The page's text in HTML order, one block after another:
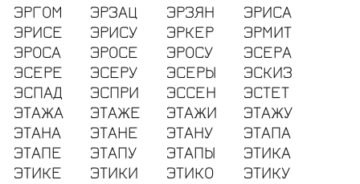
ЭРГОМ
ЭРЗАЦ ЭРЗЯН
ЭРИСА
ЭРИСЕ
ЭРИСУ ЭРКЕР
ЭРМИТ
ЭРОСА
ЭРОСЕ ЭРОСУ
ЭСЕРА
ЭСЕРЕ
ЭСЕРУ ЭСЕРЫ
ЭСКИЗ
ЭСПАД
ЭСПРИ ЭССЕН
ЭСТЕТ
ЭТАЖА
ЭТАЖЕ ЭТАЖИ
ЭТАЖУ
ЭТАНА
ЭТАНЕ ЭТАНУ
ЭТАПА
ЭТАПЕ
ЭТАПУ ЭТАПЫ
ЭТИКА
ЭТИКЕ
ЭТИКИ ЭТИКО
ЭТИКУ